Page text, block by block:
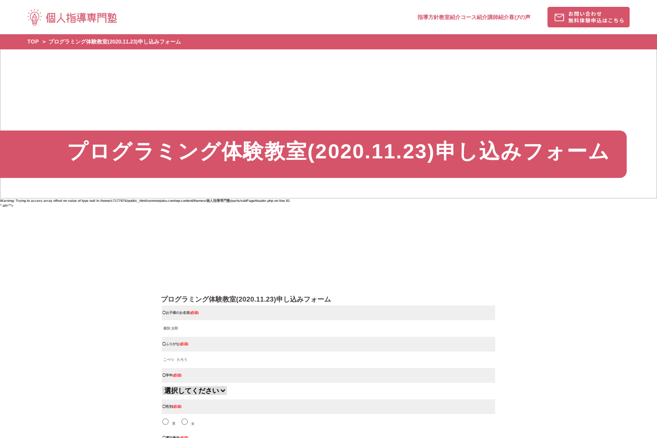
指導方針教室紹介コース紹介講師紹介喜びの声
TOP プログラミング体験教室(2020.11.23)申し込みフォーム
Warning: Trying to access array offset on value of type null in /home/c7177876/public_html/senmonjuku.com/wp-content/themes/個人指導専門塾/parts/subPageHeader.php on line 81
" alt="">
プログラミング体験教室(2020.11.23)申し込みフォーム
プログラミング体験教室(2020.11.23)申し込みフォーム
◯お子様のお名前(必須)
◯ふりがな(必須)
◯学年(必須)
◯性別 (必須)
男 女